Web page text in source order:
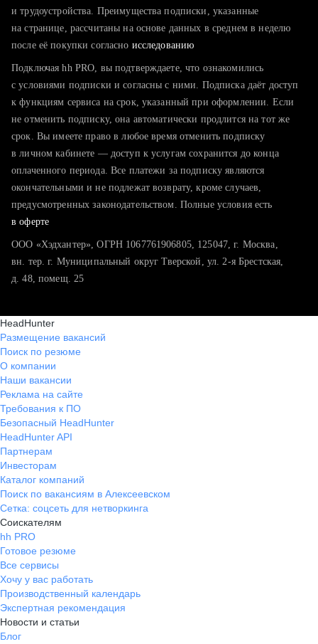
тратите много времени на поиск и вручную поднимаете
хотите сравнить себя с конкурентами и оценить шансы
и трудоустройства. Преимущества подписки, указанные
на странице, рассчитаны на основе данных в среднем в неделю
после её покупки согласно исследованию
Подключая hh PRO, вы подтверждаете, что ознакомились
с условиями подписки и согласны с ними. Подписка даёт доступ
к функциям сервиса на срок, указанный при оформлении. Если
не отменить подписку, она автоматически продлится на тот же
срок. Вы имеете право в любое время отменить подписку
в личном кабинете — доступ к услугам сохранится до конца
оплаченного периода. Все платежи за подписку являются
окончательными и не подлежат возврату, кроме случаев,
предусмотренных законодательством. Полные условия есть
в оферте
ООО «Хэдхантер», ОГРН 1067761906805, 125047, г. Москва,
вн. тер. г. Муниципальный округ Тверской, ул. 2-я Брестская,
д. 48, помещ. 25
HeadHunter
Размещение вакансий
Поиск по резюме
О компании
Наши вакансии
Реклама на сайте
Требования к ПО
Безопасный HeadHunter
HeadHunter API
Партнерам
Инвесторам
Каталог компаний
Поиск по вакансиям в Алексеевском
Сетка: соцсеть для нетворкинга
Соискателям
hh PRO
Готовое резюме
Все сервисы
Хочу у вас работать
Производственный календарь
Экспертная рекомендация
Новости и статьи
Блог